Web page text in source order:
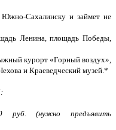
Южно-Сахалинску и займет не
Ленина, площадь Победы,
курорт «Горный воздух»,
и Краеведческий музей.*
(нужно предъявить